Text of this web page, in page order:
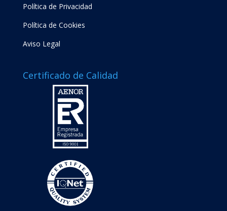
Política de Privacidad
Política de Cookies
Aviso Legal
Certificado de Calidad